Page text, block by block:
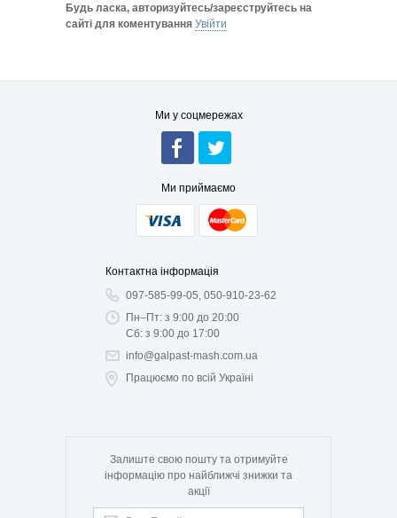
Будь ласка, авторизуйтесь/зареєструйтесь на
сайті для коментування Увійти
Ми у соцмережах
Ми приймаємо
Контактна інформація
097-585-99-05, 050-910-23-62
Пн–Пт: з 9:00 до 20:00
Сб: з 9:00 до 17:00
info@galpast-mash.com.ua
Працюємо по всій Україні
Залиште свою пошту та отримуйте
інформацію про найближчі знижки та
акції